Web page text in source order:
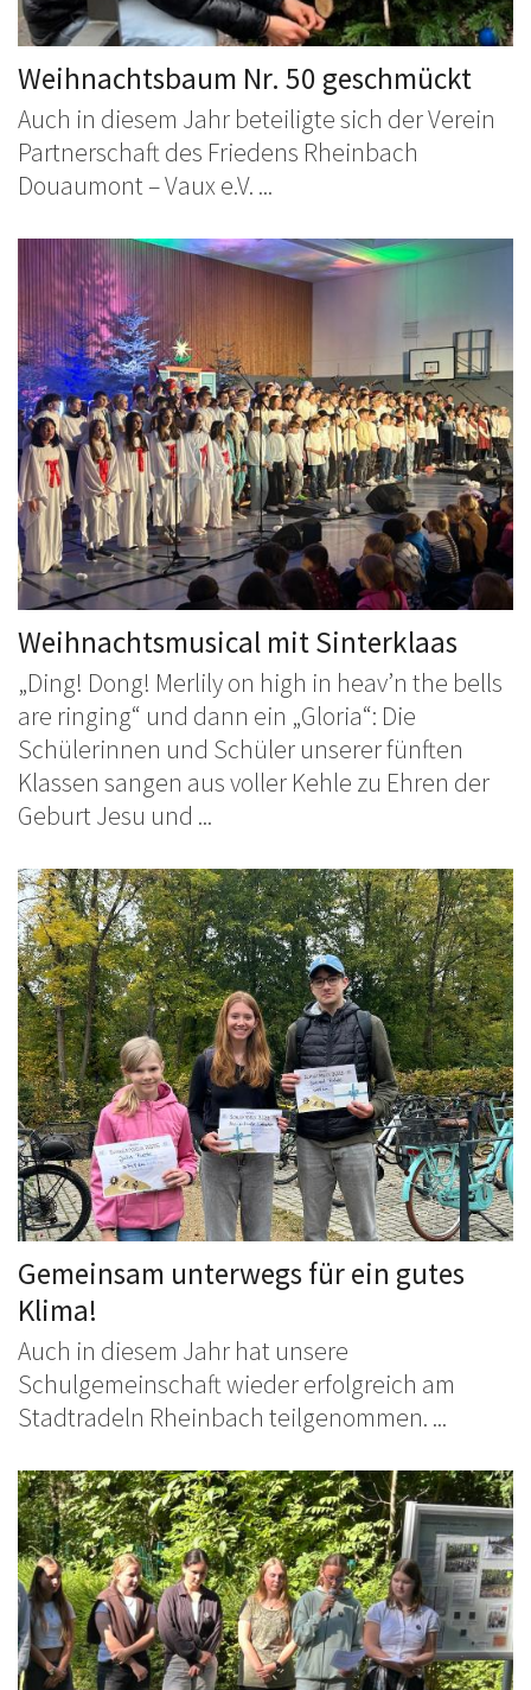
Weihnachtsbaum Nr. 50 geschmückt
Auch in diesem Jahr beteiligte sich der Verein
Partnerschaft des Friedens Rheinbach
Douaumont – Vaux e.V. ...
Weihnachtsmusical mit Sinterklaas
„Ding! Dong! Merlily on high in heav’n the bells
are ringing“ und dann ein „Gloria“: Die
Schülerinnen und Schüler unserer fünften
Klassen sangen aus voller Kehle zu Ehren der
Geburt Jesu und ...
Gemeinsam unterwegs für ein gutes
Klima!
Auch in diesem Jahr hat unsere
Schulgemeinschaft wieder erfolgreich am
Stadtradeln Rheinbach teilgenommen. ...